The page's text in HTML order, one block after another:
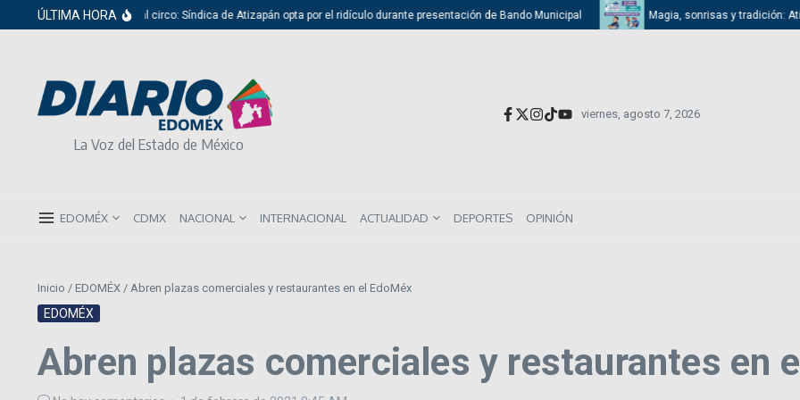
Saltar al contenido
ÚLTIMA HORA
Del cabildo al circo: Síndica de Atizapán opta por el ridículo durante presentación de Bando Municipal Magia, sonrisas y tradición:
La Voz del Estado de México
viernes, agosto 7, 2026
EDOMÉX CDMX NACIONAL INTERNACIONAL ACTUALIDAD DEPORTES OPINIÓN
Inicio / EDOMÉX / Abren plazas comerciales y restaurantes en el EdoMéx
EDOMÉX
Abren plazas comerciales y restaurantes en